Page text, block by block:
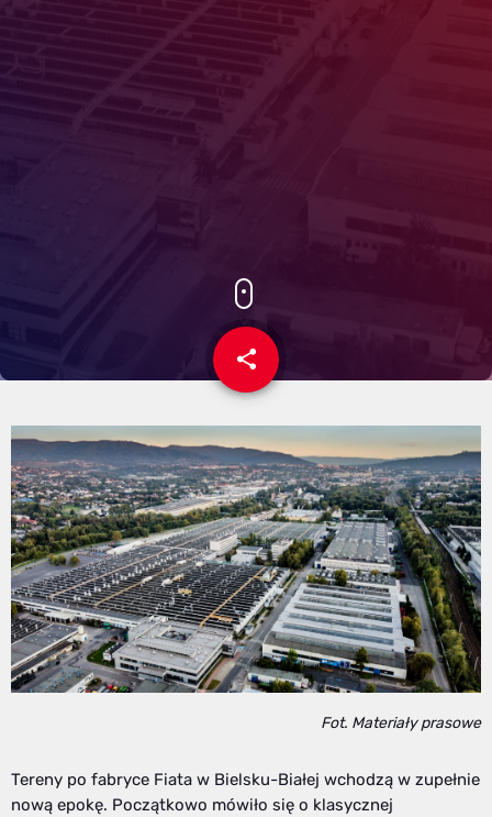
share
email
Fot. Materiały prasowe
Tereny po fabryce Fiata w Bielsku-Białej wchodzą w zupełnie
nową epokę. Początkowo mówiło się o klasycznej